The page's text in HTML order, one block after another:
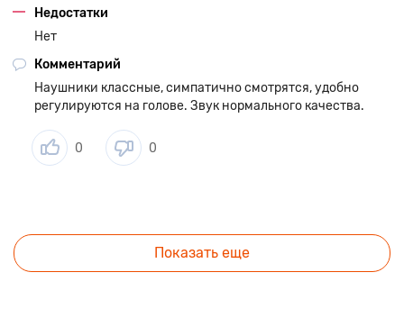
Недостатки
Нет
Комментарий
Наушники классные, симпатично смотрятся, удобно
регулируются на голове. Звук нормального качества.
0 0
Показать еще